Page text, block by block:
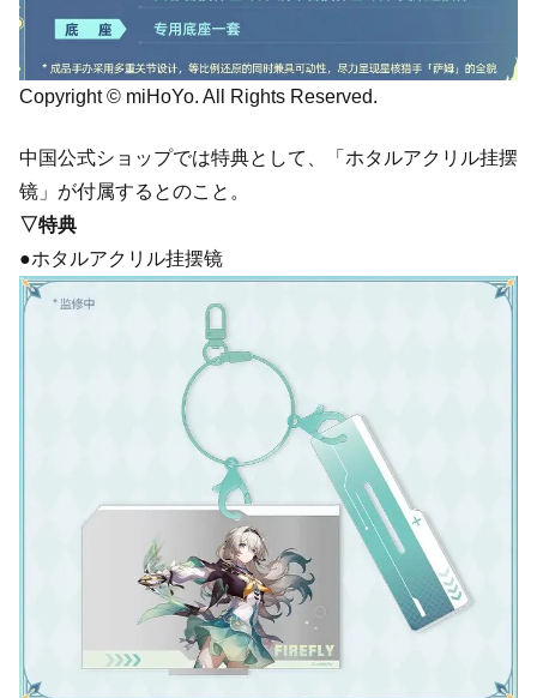
Copyright © miHoYo. All Rights Reserved.
中国公式ショップでは特典として、「ホタルアクリル挂摆
镜」が付属するとのこと。
▽特典
●ホタルアクリル挂摆镜